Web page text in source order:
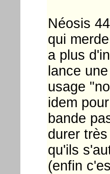
Néosis
qui
a plus
lance
usage
idem
bande
durer
qu'ils
(enfin